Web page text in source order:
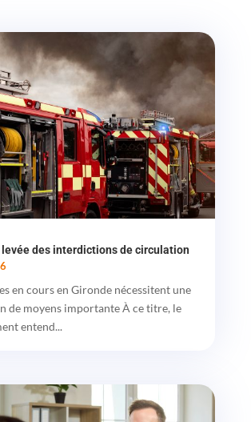
levée des interdictions de circulation
en cours en Gironde nécessitent une
de moyens importante À ce titre, le
entend...